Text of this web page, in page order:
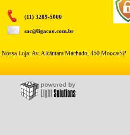
(11) 3209-5000
sac@ligacao.com.br
Nossa Loja: Av. Alcântara Machado, 450 Mooca/SP